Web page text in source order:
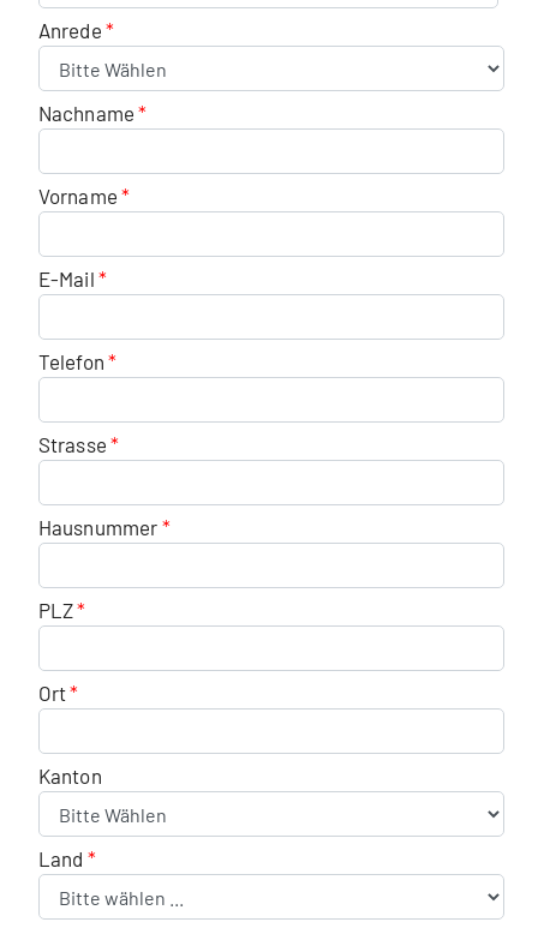
Anrede
Nachname
Vorname
E-Mail
Telefon
Strasse
Hausnummer
PLZ
Ort
Kanton
Land